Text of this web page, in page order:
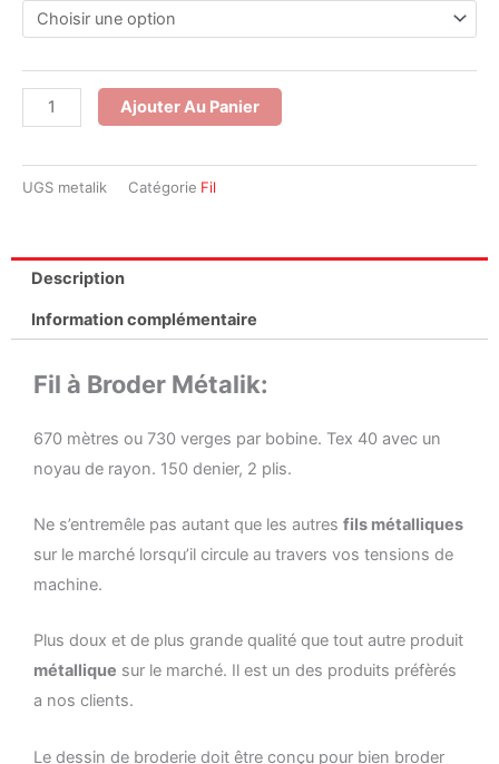
Fil
Broder
Métalik
Ajouter Au Panier
UGS metalik Catégorie Fil
Description
Information complémentaire
Fil à Broder Métalik:
670 mètres ou 730 verges par bobine. Tex 40 avec un
noyau de rayon. 150 denier, 2 plis.
Ne s’entremêle pas autant que les autres fils métalliques
sur le marché lorsqu’il circule au travers vos tensions de
machine.
Plus doux et de plus grande qualité que tout autre produit
métallique sur le marché. Il est un des produits préfèrés
a nos clients.
Le dessin de broderie doit être conçu pour bien broder